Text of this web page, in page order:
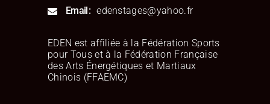
Email edenstages@yahoo.fr
EDEN est affiliée à la Fédération Sports
pour Tous et à la Fédération Française
des Arts Énergétiques et Martiaux
Chinois (FFAEMC)